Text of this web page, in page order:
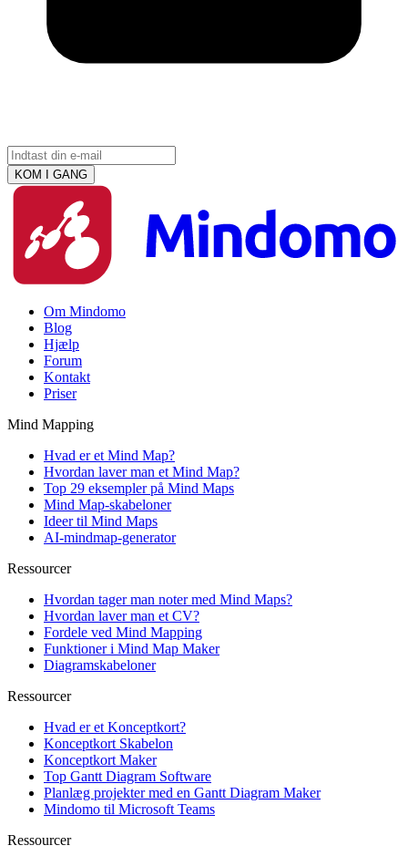
Om Mindomo
Blog
Hjælp
Forum
Kontakt
Priser
Mind Mapping
Hvad er et Mind Map?
Hvordan laver man et Mind Map?
Top 29 eksempler på Mind Maps
Mind Map-skabeloner
Ideer til Mind Maps
AI-mindmap-generator
Ressourcer
Hvordan tager man noter med Mind Maps?
Hvordan laver man et CV?
Fordele ved Mind Mapping
Funktioner i Mind Map Maker
Diagramskabeloner
Ressourcer
Hvad er et Konceptkort?
Konceptkort Skabelon
Konceptkort Maker
Top Gantt Diagram Software
Planlæg projekter med en Gantt Diagram Maker
Mindomo til Microsoft Teams
Ressourcer